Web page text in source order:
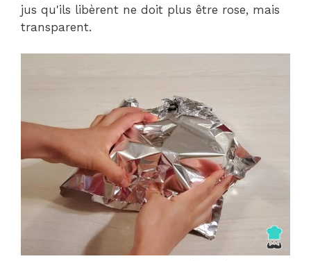
jus qu'ils libèrent ne doit plus être rose, mais
transparent.